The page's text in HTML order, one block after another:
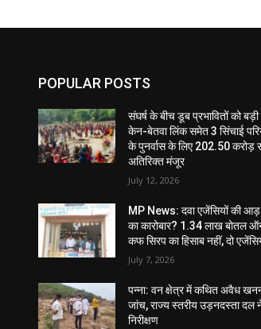
POPULAR POSTS
संघर्ष के बीच डूब प्रभावितों को बड़ी
केन-बेतवा लिंक समेत 3 सिंचाई
के पुनर्वास के लिए 202.50 करोड़
अतिरिक्त मंजूर
July 12, 2026
MP News: दवा एजेंसियों की
का कारोबार? 1.34 लाख बोतल
कफ सिरप का हिसाब नहीं, दो
July 7, 2026
पन्ना: वन क्षेत्र में कथित अवैध
जांच, राज्य स्तरीय उड़नदस्ता दल
निरीक्षण